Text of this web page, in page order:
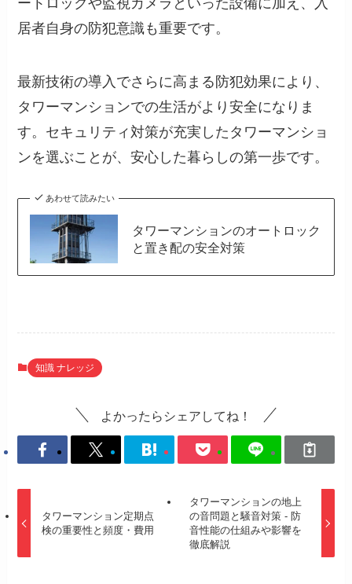
ートロックや監視カメラといった設備に加え、入
居者自身の防犯意識も重要です。
最新技術の導入でさらに高まる防犯効果により、
タワーマンションでの生活がより安全になりま
す。セキュリティ対策が充実したタワーマンショ
ンを選ぶことが、安心した暮らしの第一歩です。
あわせて読みたい
タワーマンションのオートロック
と置き配の安全対策
知識 ナレッジ
よかったらシェアしてね！
タワーマンション定期点
検の重要性と頻度・費用
タワーマンションの地上
の音問題と騒音対策 - 防
音性能の仕組みや影響を
徹底解説